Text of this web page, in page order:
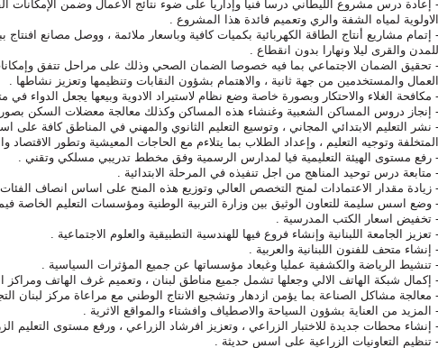
- إعادة درس مشروع الليطاني درسا فنيا وإداريا على ضوء نتائج الاعمال وضمن الإمكانات
الاولوية لمياه الشفة والري وتعميم فائدة هذا المشروع .
- إتمام مشاريع أنتاج الطاقة الكهربائية بكميات كافية وباسعار ملائمة ، ووصل مصانع
للمدن والقرى ليلا ونهارا بدون انقطاع .
- تحقيق الضمان الاجتماعي بما فيه خصوصا الضمان الصحي وذلك على مراحل تتفق
العمال والمستخدمين من جهة ثانية ، والاهتمام بشؤون النقابات وتنظيمها وتعزيز نشاطها .
- مكافحة الغلاء والاحتكار وبصورة خاصة وضع نظام لاستيراد الادوية وبيعها يجعل الدواء
- إنجاز دروس المساكن الشعبية وغنشاء هذه المساكن وكذلك معالجة معضلات السكن
- نشر التعليم الابتدائي المجاني ، وتوسيع التعليم الثانوي والمهني في المناطق كافة على
المتخلفة وتوجيه التعليم ، وإعداد الطلاب بما يتلاءم مع الحاجات المعيشية وتطور الاقتصاد
- رفع مستوى الهيئة التعليمية فيا لمدارس الرسمية وفق مخطط تدريبي مسلكي وتقني .
- متابعة درس توحيد المناهج من اجل تنفيذه في المرحلة الابتدائية .
- زيادة مقدار الاعتمادات لمنح التخصص العالي وتوزيع هذه المنح على اساس انصاف الفئات
- وضع اسس سليمة للتعاون الوثيق بين وزارة التربية الوطنية ومؤسسات التعليم الخاصة
- تخفيض اسعار الكتب المدرسية .
- تعزيز الجامعة اللبنانية وإنشاء فروع فيها للهندسية التطبيقية والعلوم الاجتماعية .
- إنشاء متحف للفنون اللبنانية والعربية .
- تنشيط الرياضة والكشفية عمليا وغبعاد مؤسساتها عن جميع المؤثرات السياسية .
- إكمال شبكة الهاتف الالي وجعلها تشمل جميع مناطق لبنان ، وتعميم غرف الهاتف ومراكز
- معالجة مشاكل الصناعة بما يؤمن ازدهار وتشجيع الانتاج الوطني مع مراعاة مركز لبنان
- المزيد من العناية بشؤون السياحة والاصطياف وافشتاء والمواقع الاثرية .
- إنشاء محطات جديدة للاختبار الزراعي ، وتعزيز افرشاد الزراعي ، ورفع مستوى التعليم
- تنظيم التعاونيات الزراعية على اسس حديثة .